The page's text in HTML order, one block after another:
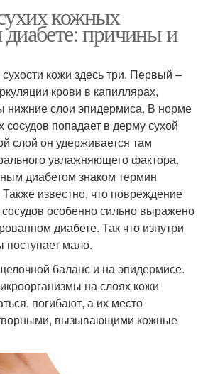
кожных
причины и
кожи здесь три. Первый –
крови в капиллярах,
нижние слои эпидермиса. В норме
сосудов попадает в дерму сухой
слой он удерживается там
увлажняющего фактора.
диабетом знаком термин
известно, что повреждение
особенно сильно выражено
диабете. Так что изнутри
мало.
баланс и на эпидермисе.
на слоях кожи
погибают, а их место
вызывающими кожные